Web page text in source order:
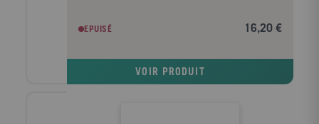
dimension a révolutionné sa compréhension de Dieu
propose une démarche en 6 étapes : creuser sous
EPUISÉ 16,20 €
VOIR PRODUIT